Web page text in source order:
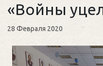
«Войны
28 Февраля 2020